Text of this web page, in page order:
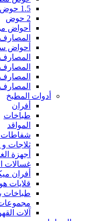
1.5 حوض غسيل
2 حوض
أحواض
أحواض
المصارف Undermount
المصارف
أدوات المطبخ
أفران
طباخات
المواقد
شفاطات
ثلاجات
أجهزة
غسالات
أفران
قلايات
طباخات
مجموعات
آلات